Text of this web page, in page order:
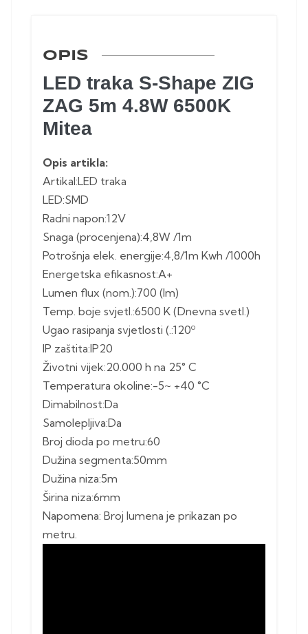
OPIS
LED traka S-Shape ZIG
ZAG 5m 4.8W 6500K
Mitea
Opis artikla:
Artikal:LED traka
LED:SMD
Radni napon:12V
Snaga (procenjena):4,8W /1m
Potrošnja elek. energije:4,8/1m Kwh /1000h
Energetska efikasnost:A+
Lumen flux (nom.):700 (lm)
Temp. boje svjetl.:6500 K (Dnevna svetl.)
Ugao rasipanja svjetlosti (.:120º
IP zaštita:IP20
Životni vijek:20.000 h na 25° C
Temperatura okoline:-5~ +40 °C
Dimabilnost:Da
Samolepljiva:Da
Broj dioda po metru:60
Dužina segmenta:50mm
Dužina niza:5m
Širina niza:6mm
Napomena: Broj lumena je prikazan po
metru.